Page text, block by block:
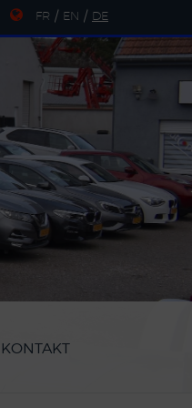
FR / EN / DE
KONTAKT